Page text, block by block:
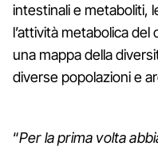
intestinali e metaboliti,
l’attività metabolica
una mappa della
diverse popolazioni e
“Per la prima volta